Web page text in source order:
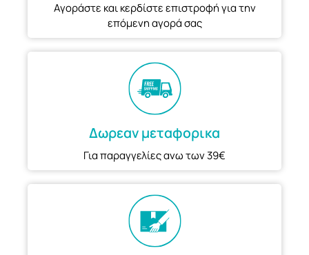
Αγοράστε και κερδίστε επιστροφή για την
επόμενη αγορά σας
Δωρεαν μεταφορικα
Για παραγγελίες ανω των 39€